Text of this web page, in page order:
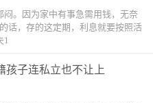
。因为家中有事急需用钱，无奈
话，存的这定期，利息就要按照活
1
孩子连私立也不让上